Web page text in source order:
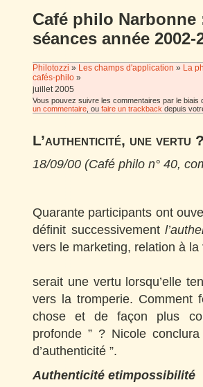
Café philo
séances année 2002-
Philotozzi » Les champs d'application » La
cafés-philo »
juillet 2005
Vous pouvez suivre les commentaires par le biais
un commentaire , ou faire un trackback depuis
L’authenticité, une vertu
18/09/00 (Café philo n° 40,
Quarante participants ont
définit successivement
vers le marketing, relation à la
serait une vertu lorsqu’elle
vers la tromperie. Comment
chose et de façon plus
profonde ” ? Nicole
d’authenticité ”.
Authenticité etimpossibilité